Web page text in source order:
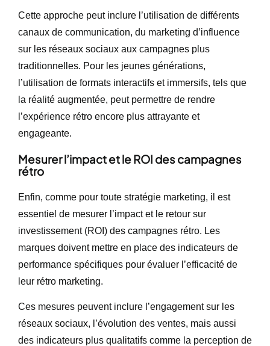
Cette approche peut inclure l’utilisation de différents
canaux de communication, du marketing d’influence
sur les réseaux sociaux aux campagnes plus
traditionnelles. Pour les jeunes générations,
l’utilisation de formats interactifs et immersifs, tels que
la réalité augmentée, peut permettre de rendre
l’expérience rétro encore plus attrayante et
engageante.
Mesurer l’impact et le ROI des campagnes
rétro
Enfin, comme pour toute stratégie marketing, il est
essentiel de mesurer l’impact et le retour sur
investissement (ROI) des campagnes rétro. Les
marques doivent mettre en place des indicateurs de
performance spécifiques pour évaluer l’efficacité de
leur rétro marketing.
Ces mesures peuvent inclure l’engagement sur les
réseaux sociaux, l’évolution des ventes, mais aussi
des indicateurs plus qualitatifs comme la perception de